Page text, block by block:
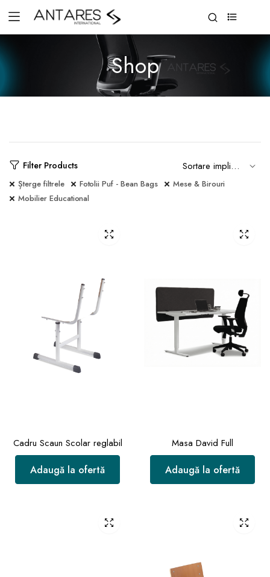
Shop
Filter Products
Șterge filtrele Fotolii Puf - Bean Bags
Mese & Birouri
Mobilier Educational
Cadru Scaun Scolar reglabil
Adaugă la ofertă
Masa David Full
Adaugă la ofertă